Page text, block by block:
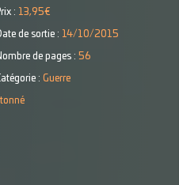
: 13,95€
de sortie : 14/10/2015
de pages : 56
: Guerre